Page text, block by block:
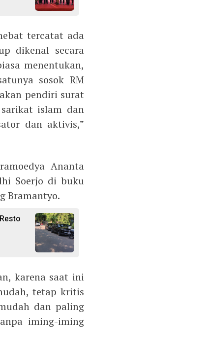
tercatat ada
dikenal secara
menentukan,
sosok RM
pendiri surat
islam dan
dan aktivis,”
Ananta
Soerjo di buku
Bramantyo.
karena saat ini
tetap kritis
dan paling
iming-iming